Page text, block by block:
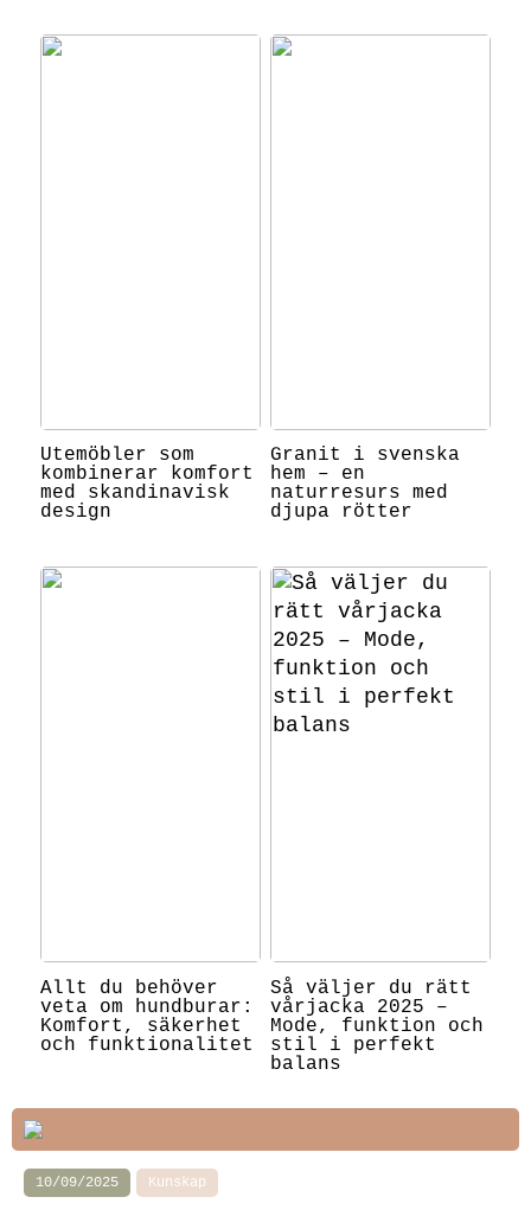
Utemöbler som
kombinerar komfort
med skandinavisk
design
Granit i svenska
hem – en
naturresurs med
djupa rötter
Allt du behöver
veta om hundburar:
Komfort, säkerhet
och funktionalitet
Så väljer du rätt
vårjacka 2025 –
Mode, funktion och
stil i perfekt
balans
10/09/2025 Kunskap